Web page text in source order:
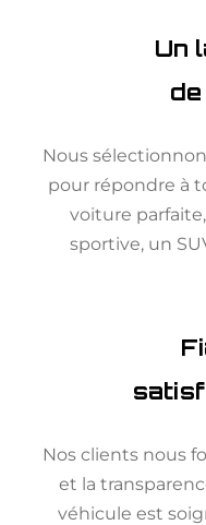
Un
Nous
pour répondre à
voiture
sportive, un
Nos clients nous
et la
véhicule est